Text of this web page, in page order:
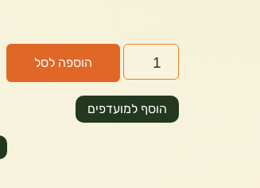
הוספה לסל
הוסף למועדפים